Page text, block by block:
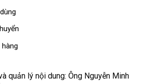
quản lý nội dung: Ông Nguyễn Minh